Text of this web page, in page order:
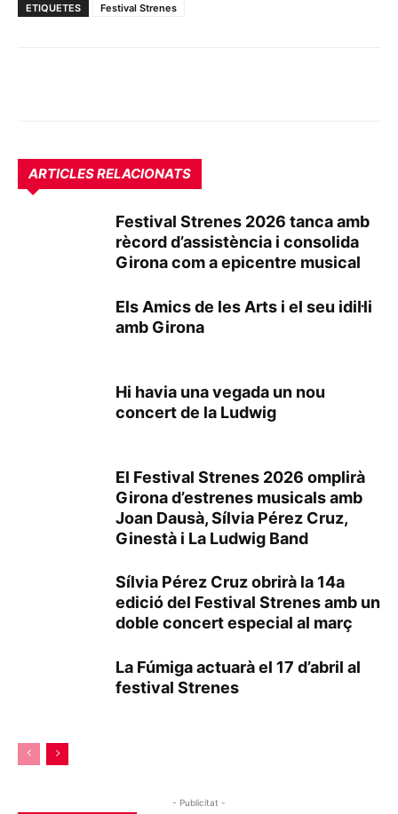
ETIQUETES Festival Strenes
ARTICLES RELACIONATS
Festival Strenes 2026 tanca amb
rècord d’assistència i consolida
Girona com a epicentre musical
Els Amics de les Arts i el seu idil·li
amb Girona
Hi havia una vegada un nou
concert de la Ludwig
El Festival Strenes 2026 omplirà
Girona d’estrenes musicals amb
Joan Dausà, Sílvia Pérez Cruz,
Ginestà i La Ludwig Band
Sílvia Pérez Cruz obrirà la 14a
edició del Festival Strenes amb un
doble concert especial al març
La Fúmiga actuarà el 17 d’abril al
festival Strenes
- Publicitat -